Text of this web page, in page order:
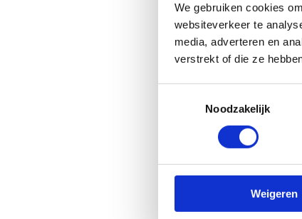
We gebruiken cookies
websiteverkeer te
media, adverteren en
verstrekt of die ze
Noodzakelijk
Weigeren
Geef ons vooraf
zorgen voor een
Hoe bereik je ons
Meer
Sport